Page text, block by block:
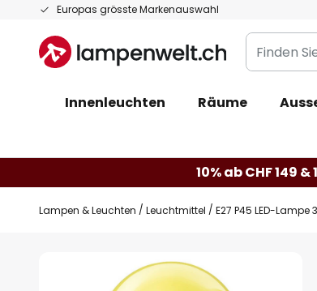
Europas grösste Markenauswahl
Zum
springen
Finden
Sie
Leuchte...
Innenleuchten Räume
10% ab CHF 149
Lampen & Leuchten Leuchtmittel E27 P45 LED-Lampe